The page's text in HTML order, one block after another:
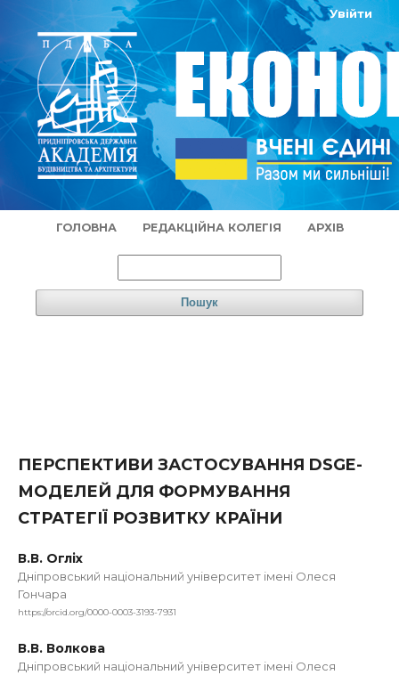
ГОЛОВНА РЕДАКЦІЙНА КОЛЕГІЯ АРХІВ
Пошук
Увійти
ПЕРСПЕКТИВИ ЗАСТОСУВАННЯ DSGE-
МОДЕЛЕЙ ДЛЯ ФОРМУВАННЯ
СТРАТЕГІЇ РОЗВИТКУ КРАЇНИ
В.В. Огліх
Дніпровський національний університет імені Олеся
Гончара
https://orcid.org/0000-0003-3193-7931
В.В. Волкова
Дніпровський національний університет імені Олеся